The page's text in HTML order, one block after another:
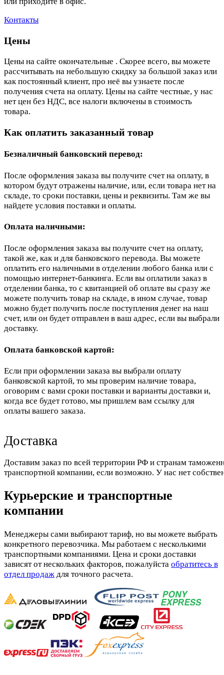
Контакты
Цены
Цены на сайте окончательные . Скорее всего, вы можете
рассчитывать на небольшую скидку за большой заказ или
как постоянный клиент, про неё вы узнаете после
получения счета на оплату. Цены на сайте честные, у нас
нет цен без НДС, все налоги включены в стоимость
товара.
Как оплатить заказанный товар
Безналичный банковский перевод:
После оформления заказа вы получите счет на оплату, в
котором будут отражены наличие, или, если товара нет на
складе, то сроки поставки, цены и реквизиты. Там же вы
найдете условия поставки и оплаты.
Оплата наличными:
После оформления заказа вы получите счет на оплату,
такой же, как и для банковского перевода. Вы можете
оплатить его наличными в отделении любого банка или с
помощью интернет-банкинга. Если вы оплатили заказ в
отделении банка, то с квитанцией об оплате вы сразу же
можете получить товар на складе, в ином случае, товар
можно будет получить после поступления денег на наш
счет, или он будет отправлен в ваш адрес, если вы выбрали
доставку.
Оплата банковской картой:
Если при оформлении заказа вы выбрали оплату
банковской картой, то мы проверим наличие товара,
оговорим с вами сроки поставки и варианты доставки и,
когда все будет готово, мы пришлем вам ссылку для
оплаты вашего заказа.
Доставка
Доставим заказ по всей территории РФ и странам
транспортной компании, если возможно. У нас нет
Курьерские и транспортные
компании
Менеджеры сами выбирают тариф, но вы можете выбрать
конкретного перевозчика. Мы работаем с несколькими
транспортными компаниями. Цена и сроки доставки
зависят от нескольких факторов, пожалуйста обратитесь в
отдел продаж для точного расчета.